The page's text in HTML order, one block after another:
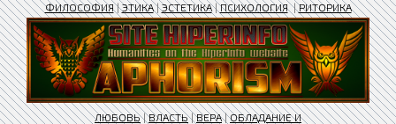
ФИЛОСОФИЯ|ЭТИКА|ЭСТЕТИКА|ПСИХОЛОГИЯ|РИТОРИКА
ЛЮБОВЬ|ВЛАСТЬ|ВЕРА|ОБЛАДАНИЕ И